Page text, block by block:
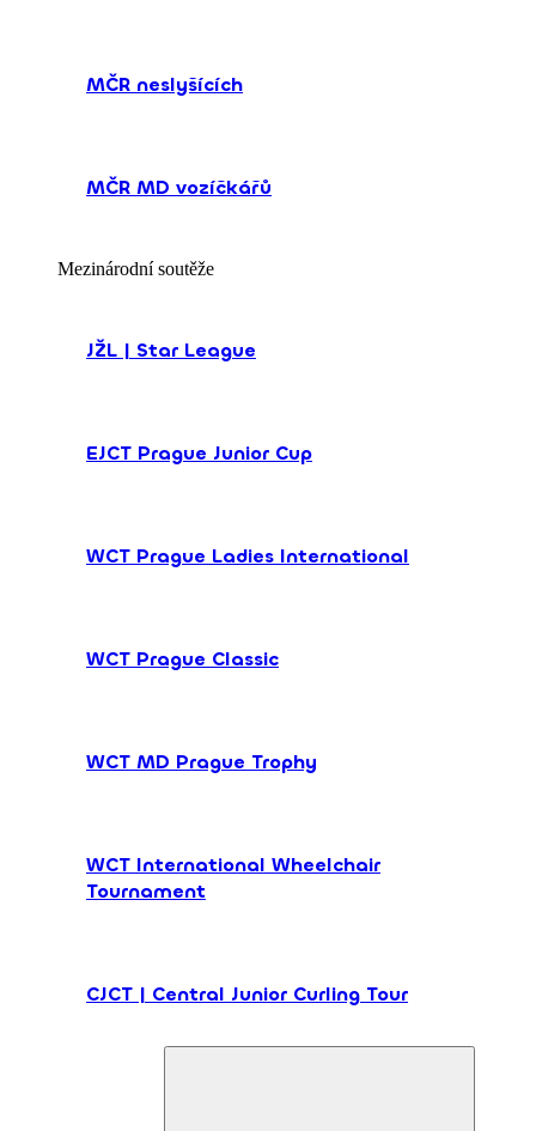
MČR neslyšících
MČR MD vozíčkářů
Mezinárodní soutěže
JŽL | Star League
EJCT Prague Junior Cup
WCT Prague Ladies International
WCT Prague Classic
WCT MD Prague Trophy
WCT International Wheelchair
Tournament
CJCT | Central Junior Curling Tour